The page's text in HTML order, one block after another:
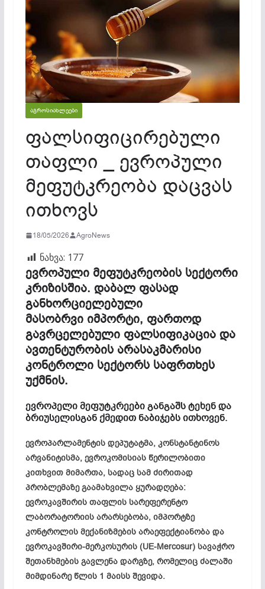
ᲐᲒᲠᲝᲡᲘᲐᲮᲚᲔᲔᲑᲘ
ფალსიფიცირებული
თაფლი _ ევროპული
მეფუტკრეობა დაცვას
ითხოვს
18/05/2026 AgroNews
ნახვა: 177
ევროპული მეფუტკრეობის სექტორი
კრიზისშია. დაბალ ფასად
განხორციელებული
მასობრვი იმპორტი, ფართოდ
გავრცელებული ფალსიფიკაცია და
ავთენტურობის არასაკმარისი
კონტროლი სექტორს საფრთხეს
უქმნის.
ევროპელიმეფუტკრეებიგანგაშსტეხენდა
ბრიუსელისგანქმედით ნაბიჯებსითხოვენ.
ევროპარლამენტის დეპუტატმა, კონსტანტინოს
არვანიტისმა, ევროკომისიას წერილობითი
კითხვით მიმართა, სადაც სამ ძირითად
პრობლემაზე გაამახვილა ყურადღება:
ევროკავშირის თაფლის სარეფერენტო
ლაბორატორიის არარსებობა, იმპორტზე
კონტროლის მექანიზმების არაეფექტიანობა და
ევროკავშირი-მერკოსურის (UE-Mercosur) სავაჭრო
შეთანხმების გავლენა დარგზე, რომელიც ძალაში
მიმდინარე წლის 1 მაისს შევიდა.